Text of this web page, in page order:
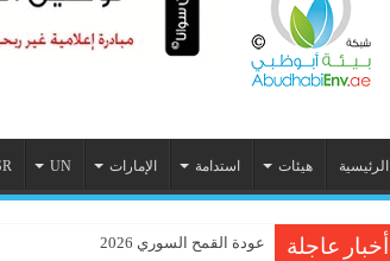
الرئيسية هيئات استدامة الإمارات UN
أخبار عاجلة عودة القمح السوري 2026